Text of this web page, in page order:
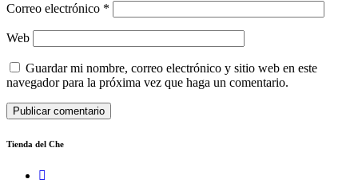
Correo electrónico *
Web
Guardar mi nombre, correo electrónico y sitio web en este
navegador para la próxima vez que haga un comentario.
Tienda del Che